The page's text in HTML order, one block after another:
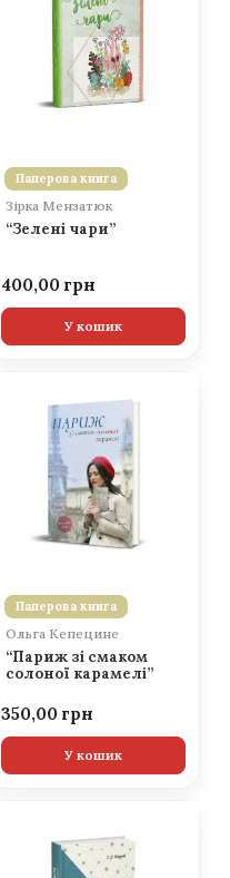
Паперова книга
Зірка Мензатюк
“Зелені чари”
400,00
У кошик
Паперова книга
Ольга Кепецине
“Париж зі смаком
солоної карамелі”
350,00
У кошик